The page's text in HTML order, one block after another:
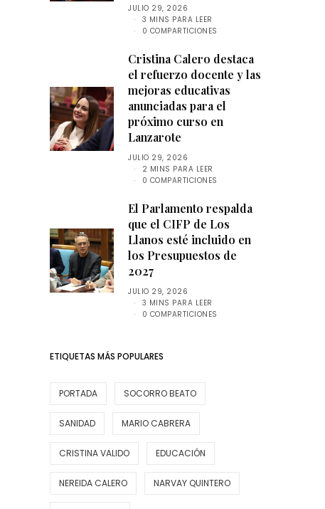
JULIO 29, 2026
3 MINS PARA LEER
0 COMPARTICIONES
Cristina Calero destaca
el refuerzo docente y las
mejoras educativas
anunciadas para el
próximo curso en
Lanzarote
JULIO 29, 2026
2 MINS PARA LEER
0 COMPARTICIONES
El Parlamento respalda
que el CIFP de Los
Llanos esté incluido en
los Presupuestos de
2027
JULIO 29, 2026
3 MINS PARA LEER
0 COMPARTICIONES
ETIQUETAS MÁS POPULARES
PORTADA SOCORRO BEATO
SANIDAD MARIO CABRERA
CRISTINA VALIDO EDUCACIÓN
NEREIDA CALERO NARVAY QUINTERO